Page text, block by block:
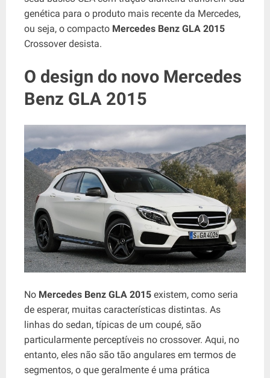
genética para o produto mais recente da Mercedes,
ou seja, o compacto Mercedes Benz GLA 2015
Crossover desista.
O design do novo Mercedes
Benz GLA 2015
No Mercedes Benz GLA 2015 existem, como seria
de esperar, muitas características distintas. As
linhas do sedan, típicas de um coupé, são
particularmente perceptíveis no crossover. Aqui, no
entanto, eles não são tão angulares em termos de
segmentos, o que geralmente é uma prática